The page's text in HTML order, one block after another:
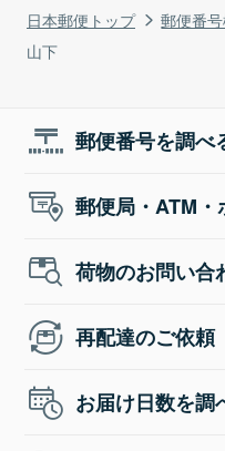
日本郵便トップ 郵便番
山下
郵便番号を調べ
郵便局・ATM
荷物のお問い合
再配達のご依頼
お届け日数を調